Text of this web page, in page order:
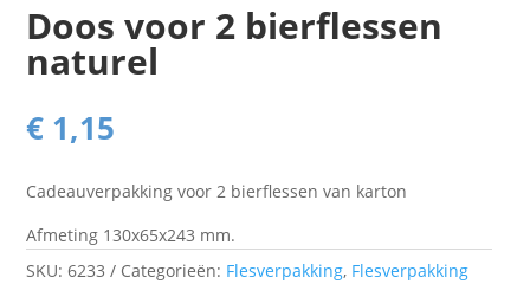
Doos voor 2 bierflessen
naturel
€ 1,15
Cadeauverpakking voor 2 bierflessen van karton
Afmeting 130x65x243 mm.
SKU:6233 Categorieën: Flesverpakking, Flesverpakking